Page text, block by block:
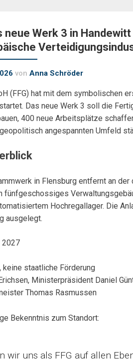
Werk 3 in
von Anna Schröder
(FFG) hat mit dem symbolischen
Das neue Werk 3 soll die
400 neue Arbeitsplätze
angespannten Umfeld
in Flensburg entfernt an der
fünfgeschossiges
Hochregallager. Die
ausgelegt.
2027
staatliche Förderung
Ministerpräsident Daniel
Thomas Rasmussen
Bekenntnis zum Standort:
wir uns als FFG auf allen